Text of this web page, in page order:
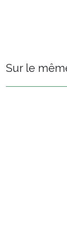
Sur le